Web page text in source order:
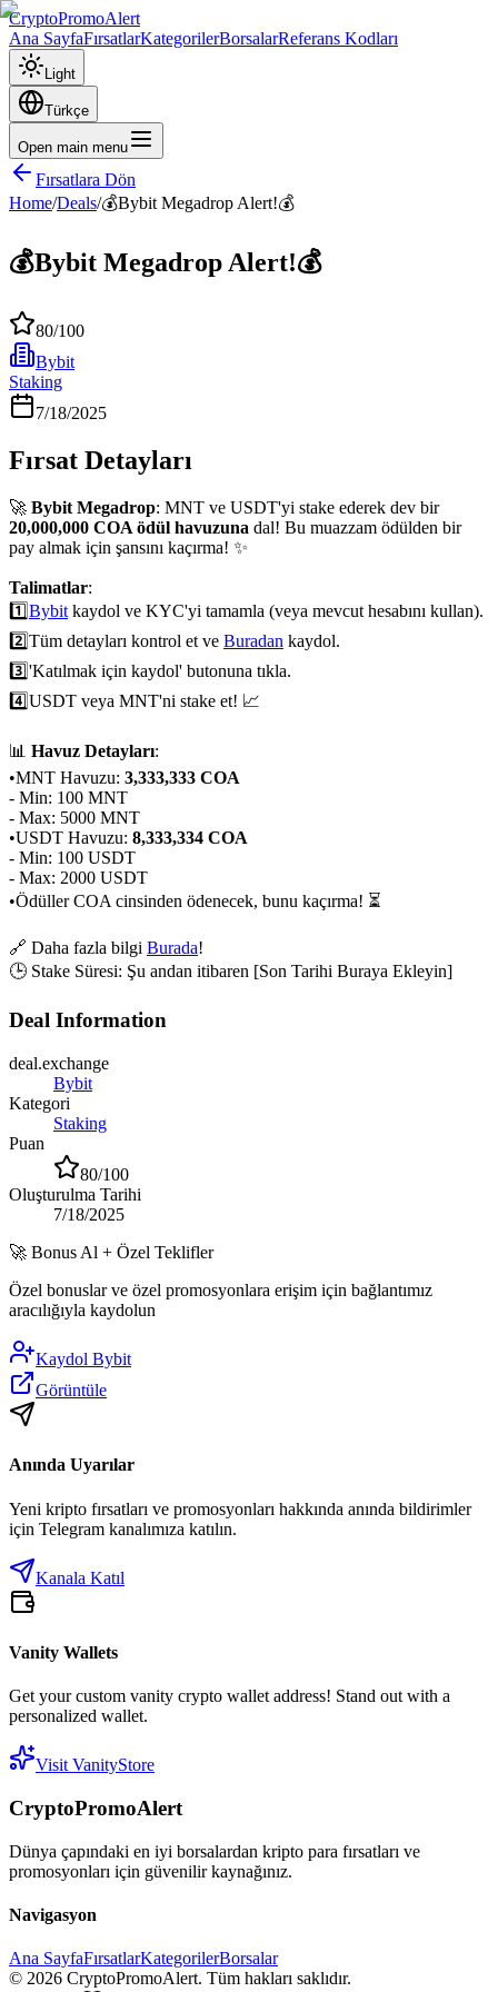
CryptoPromoAlert
Ana SayfaFırsatlarKategorilerBorsalarReferans Kodları
Light
Türkçe
Open main menu
Fırsatlara Dön
Home/Deals/💰Bybit Megadrop Alert!💰
💰Bybit Megadrop Alert!💰
80/100
Bybit
Staking
7/18/2025
Fırsat Detayları
🚀 Bybit Megadrop: MNT ve USDT'yi stake ederek dev bir
20,000,000 COA ödül havuzuna dal! Bu muazzam ödülden bir
pay almak için şansını kaçırma! ✨
Talimatlar:
1️⃣Bybit kaydol ve KYC'yi tamamla (veya mevcut hesabını kullan).
2️⃣Tüm detayları kontrol et ve Buradan kaydol.
3️⃣'Katılmak için kaydol' butonuna tıkla.
4️⃣USDT veya MNT'ni stake et! 📈
📊 Havuz Detayları:
•MNT Havuzu: 3,333,333 COA
- Min: 100 MNT
- Max: 5000 MNT
•USDT Havuzu: 8,333,334 COA
- Min: 100 USDT
- Max: 2000 USDT
•Ödüller COA cinsinden ödenecek, bunu kaçırma! ⏳
🔗 Daha fazla bilgi Burada!
🕒 Stake Süresi: Şu andan itibaren [Son Tarihi Buraya Ekleyin]
Deal Information
deal.exchange
Bybit
Kategori
Staking
Puan
80/100
Oluşturulma Tarihi
7/18/2025
🚀 Bonus Al + Özel Teklifler
Özel bonuslar ve özel promosyonlara erişim için bağlantımız
aracılığıyla kaydolun
Kaydol Bybit
Görüntüle
Anında Uyarılar
Yeni kripto fırsatları ve promosyonları hakkında anında bildirimler
için Telegram kanalımıza katılın.
Kanala Katıl
Vanity Wallets
Get your custom vanity crypto wallet address! Stand out with a
personalized wallet.
Visit VanityStore
CryptoPromoAlert
Dünya çapındaki en iyi borsalardan kripto para fırsatları ve
promosyonları için güvenilir kaynağınız.
Navigasyon
Ana SayfaFırsatlarKategorilerBorsalar
© 2026 CryptoPromoAlert. Tüm hakları saklıdır.